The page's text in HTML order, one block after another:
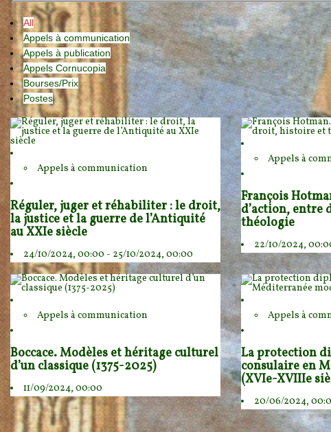
All
Appels à communication
Appels à publication
Appels Cornucopia
Bourses/Prix
Postes
Appels à communication
Réguler, juger et réhabiliter : le droit,
la justice et la guerre de l’Antiquité
au XXIe siècle
24/10/2024, 00:00 - 25/10/2024, 00:00
Appels à
François
d’action,
théologie
22/10/2024,
Appels à communication
Boccace. Modèles et héritage culturel
d’un classique (1375-2025)
11/09/2024, 00:00
Appels à
La protection
consulaire en
(XVIe-XVIIIe
20/06/2024,